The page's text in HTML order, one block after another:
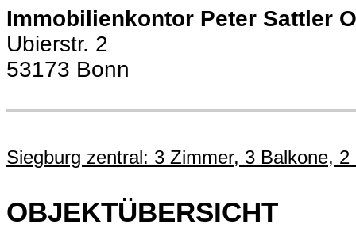
Immobilienkontor Peter Sattler
Ubierstr. 2
53173 Bonn
Siegburg zentral: 3 Zimmer, 3 Balkone,
OBJEKTÜBERSICHT